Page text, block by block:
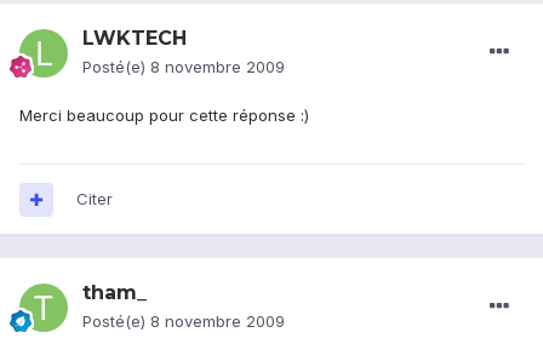
LWKTECH
Posté(e) 8 novembre 2009
Merci beaucoup pour cette réponse :)
Citer
tham_
Posté(e) 8 novembre 2009